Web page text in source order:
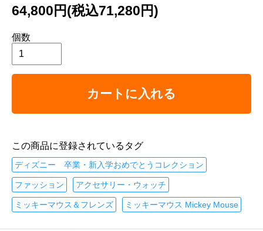
64,800円(税込71,280円)
個数
カートに入れる
この商品に登録されているタグ
ディズニー 卒業・新入学おめでとうコレクション
ファッション アクセサリー・ウォッチ
ミッキーマウス＆フレンズ ミッキーマウス Mickey Mouse